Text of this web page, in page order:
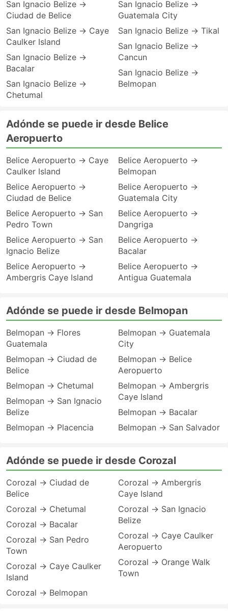
San Ignacio Belize →
Ciudad de Belice
San Ignacio Belize → Caye
Caulker Island
San Ignacio Belize →
Bacalar
San Ignacio Belize →
Chetumal
San Ignacio Belize →
Guatemala City
San Ignacio Belize → Tikal
San Ignacio Belize →
Cancun
San Ignacio Belize →
Belmopan
Adónde se puede ir desde Belice
Aeropuerto
Belice Aeropuerto → Caye
Caulker Island
Belice Aeropuerto →
Ciudad de Belice
Belice Aeropuerto → San
Pedro Town
Belice Aeropuerto → San
Ignacio Belize
Belice Aeropuerto →
Ambergris Caye Island
Belice Aeropuerto →
Belmopan
Belice Aeropuerto →
Guatemala City
Belice Aeropuerto →
Dangriga
Belice Aeropuerto →
Bacalar
Belice Aeropuerto →
Antigua Guatemala
Adónde se puede ir desde Belmopan
Belmopan → Flores
Guatemala
Belmopan → Ciudad de
Belice
Belmopan → Chetumal
Belmopan → San Ignacio
Belize
Belmopan → Placencia
Belmopan → Guatemala
City
Belmopan → Belice
Aeropuerto
Belmopan → Ambergris
Caye Island
Belmopan → Bacalar
Belmopan → San Salvador
Adónde se puede ir desde Corozal
Corozal → Ciudad de
Belice
Corozal → Chetumal
Corozal → Bacalar
Corozal → San Pedro
Town
Corozal → Caye Caulker
Island
Corozal → Belmopan
Corozal → Ambergris
Caye Island
Corozal → San Ignacio
Belize
Corozal → Caye Caulker
Aeropuerto
Corozal → Orange Walk
Town